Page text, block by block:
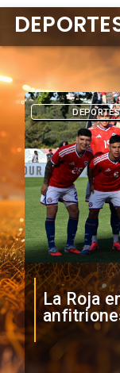
La Roja
DEPORTES